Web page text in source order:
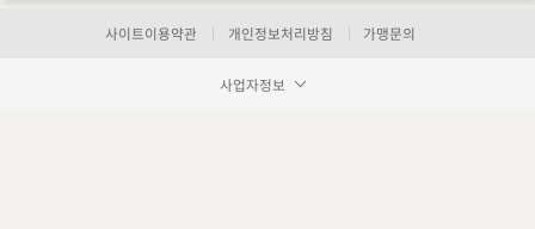
사이트이용약관 개인정보처리방침 가맹문의
사업자정보